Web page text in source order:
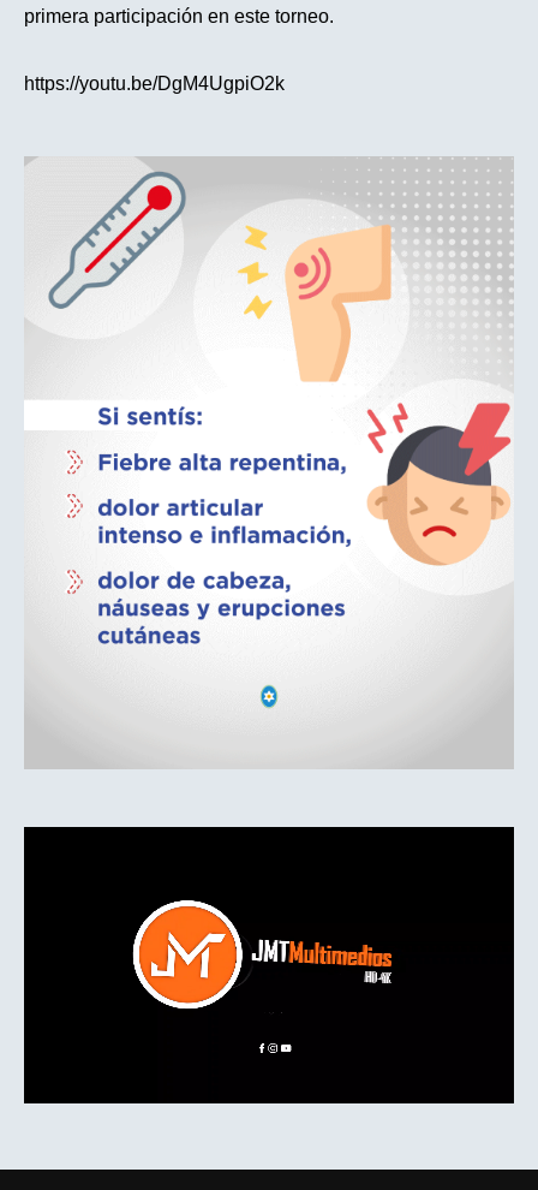
primera participación en este torneo.
https://youtu.be/DgM4UgpiO2k